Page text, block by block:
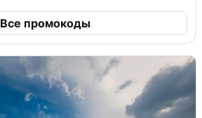
Все промокоды